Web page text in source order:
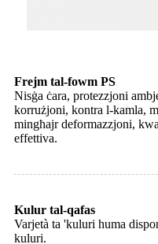
Frejm tal-fowm PS
Nisġa ċara, protezzjoni
korrużjoni, kontra l-kamla,
mingħajr deformazzjoni,
effettiva.
Kulur tal-qafas
Varjetà ta 'kuluri huma
kuluri.